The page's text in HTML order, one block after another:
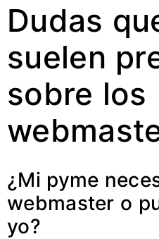
Dudas
suelen
sobre los
¿Mi pyme
webmaster o
yo?